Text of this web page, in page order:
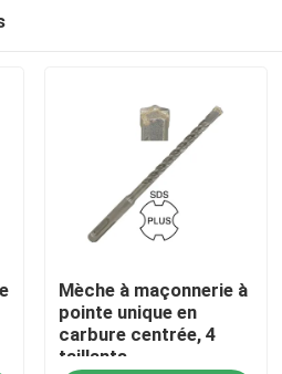
Mèche à maçonnerie à
pointe unique en
carbure centrée, 4
taillants